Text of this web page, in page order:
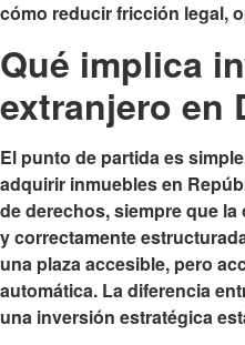
cómo reducir fricción legal,
Qué implica
extranjero en
El punto de partida es
adquirir inmuebles en
de derechos, siempre que
y correctamente
una plaza accesible, pero
automática. La diferencia
una inversión estratégica